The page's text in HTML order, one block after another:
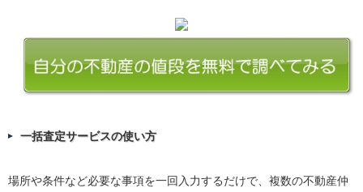
一括査定サービスの使い方
場所や条件など必要な事項を一回入力するだけで、複数の不動産仲